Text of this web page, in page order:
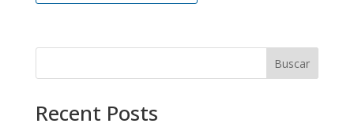
Buscar
Recent Posts